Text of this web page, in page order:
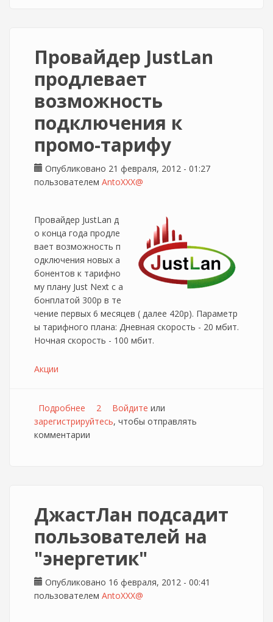
Провайдер JustLan
продлевает
возможность
подключения к
промо-тарифу
Опубликовано 21 февраля, 2012 - 01:27
пользователем AntoXXX@
Провайдер JustLan д
о конца года продле
вает возможность п
одключения новых а
бонентов к тарифно
му плану Just Next с а
бонплатой 300р в те
чение первых 6 месяцев ( далее 420р). Параметр
ы тарифного плана: Дневная скорость - 20 мбит.
Ночная скорость - 100 мбит.
Акции
Подробнее о Провайдер JustLan продлевает
возможность подключения к промо-тарифу
2 Войдите или
зарегистрируйтесь, чтобы отправлять
комментарии
ДжастЛан подсадит
пользователей на
"энергетик"
Опубликовано 16 февраля, 2012 - 00:41
пользователем AntoXXX@